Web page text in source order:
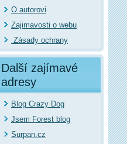
O autorovi
Zajimavosti o webu
Zásady ochrany
Další zajímavé
adresy
Blog Crazy Dog
Jsem Forest blog
Surpan.cz